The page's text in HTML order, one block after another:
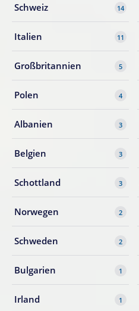
Schweiz 14
Italien 11
Großbritannien 5
Polen 4
Albanien 3
Belgien 3
Schottland 3
Norwegen 2
Schweden 2
Bulgarien 1
Irland 1